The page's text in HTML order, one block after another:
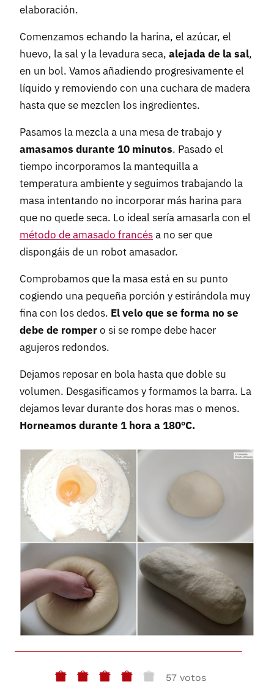
elaboración.
Comenzamos echando la harina, el azúcar, el
huevo, la sal y la levadura seca, alejada de la sal,
en un bol. Vamos añadiendo progresivamente el
líquido y removiendo con una cuchara de madera
hasta que se mezclen los ingredientes.
Pasamos la mezcla a una mesa de trabajo y
amasamos durante 10 minutos. Pasado el
tiempo incorporamos la mantequilla a
temperatura ambiente y seguimos trabajando la
masa intentando no incorporar más harina para
que no quede seca. Lo ideal sería amasarla con el
método de amasado francésa no ser que
dispongáis de un robot amasador.
Comprobamos que la masa está en su punto
cogiendo una pequeña porción y estirándola muy
fina con los dedos. El velo que se forma no se
debe de rompero si se rompe debe hacer
agujeros redondos.
Dejamos reposar en bola hasta que doble su
volumen. Desgasificamos y formamos la barra. La
dejamos levar durante dos horas mas o menos.
Horneamos durante 1 hora a 180ºC.
57 votos